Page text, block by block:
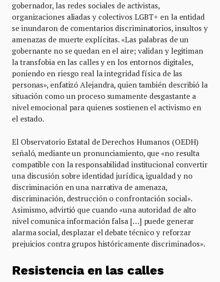
gobernador, las redes sociales de activistas,
organizaciones aliadas y colectivos LGBT+ en la entidad
se inundaron de comentarios discriminatorios, insultos y
amenazas de muerte explícitas. «Las palabras de un
gobernante no se quedan en el aire; validan y legitiman
la transfobia en las calles y en los entornos digitales,
poniendo en riesgo real la integridad física de las
personas», enfatizó Alejandra, quien también describió la
situación como un proceso sumamente desgastante a
nivel emocional para quienes sostienen el activismo en
el estado.
El Observatorio Estatal de Derechos Humanos (OEDH)
señaló, mediante un pronunciamiento, que «no resulta
compatible con la responsabilidad institucional convertir
una discusión sobre identidad jurídica, igualdad y no
discriminación en una narrativa de amenaza,
discriminación, destrucción o confrontación social».
Asimismo, advirtió que cuando «una autoridad de alto
nivel comunica información falsa […] puede generar
alarma social, desplazar el debate técnico y reforzar
prejuicios contra grupos históricamente discriminados».
Resistencia en las calles